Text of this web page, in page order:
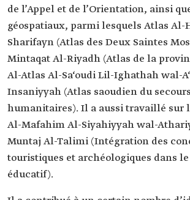
de l’Appel et de l’Orientation, ainsi
géospatiaux, parmi lesquels Atlas Al-
Sharifayn (Atlas des Deux Saintes
Mintaqat Al-Riyadh (Atlas de la
Al-Atlas Al-Sa‘oudi Lil-Ighathah wal-
Insaniyyah (Atlas saoudien du
humanitaires). Il a aussi travaillé sur
Al-Mafahim Al-Siyahiyyah wal-
Muntaj Al-Talimi (Intégration des
touristiques et archéologiques dans
éducatif).